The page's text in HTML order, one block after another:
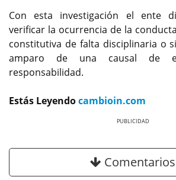
Con esta investigación el ente
verificar la ocurrencia de la
constitutiva de falta disciplinaria o
amparo de una causal de
responsabilidad.
Estás Leyendocambioin.com
Comentarios